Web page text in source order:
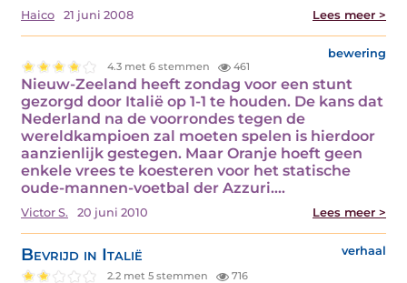
Haico 21 juni 2008 Lees meer >
bewering
4.3 met 6 stemmen 461
Nieuw-Zeeland heeft zondag voor een stunt
gezorgd door Italië op 1-1 te houden. De kans dat
Nederland na de voorrondes tegen de
wereldkampioen zal moeten spelen is hierdoor
aanzienlijk gestegen. Maar Oranje hoeft geen
enkele vrees te koesteren voor het statische
oude-mannen-voetbal der Azzuri.…
Victor S. 20 juni 2010 Lees meer >
Bevrijd in Italië verhaal
2.2 met 5 stemmen 716